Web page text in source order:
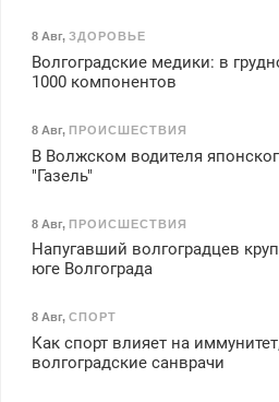
8 Авг, ЗДОРОВЬЕ
Волгоградские медики: в
1000 компонентов
8 Авг, ПРОИСШЕСТВИЯ
В Волжском водителя
"Газель"
8 Авг, ПРОИСШЕСТВИЯ
Напугавший волгоградцев
юге Волгограда
8 Авг, СПОРТ
Как спорт влияет на
волгоградские санврачи